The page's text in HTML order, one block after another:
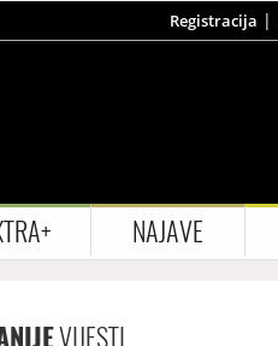
Registracija
NAJAVE
VIJESTI